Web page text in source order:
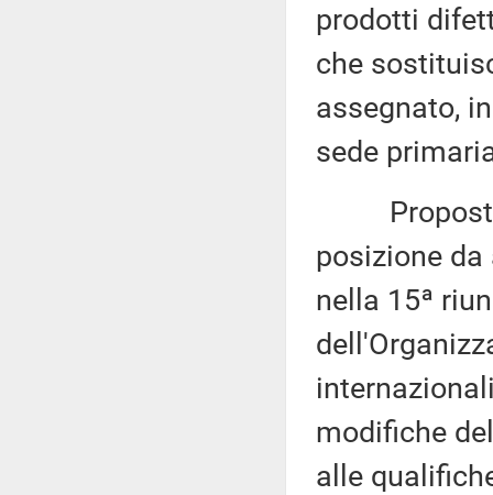
prodotti
che
assegnato,
sede
Proposta
posizione da
nella 15ª
modifiche
alle